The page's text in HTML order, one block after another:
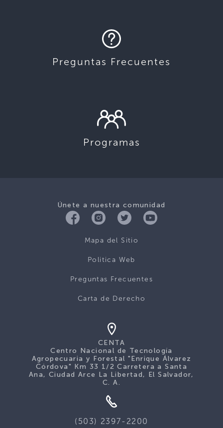
Preguntas Frecuentes
Programas
Únete a nuestra comunidad
Mapa del Sitio
Politica Web
Preguntas Frecuentes
Carta de Derecho
CENTA
Centro Nacional de Tecnología
Agropecuaria y Forestal "Enrique Álvarez
Córdova" Km 33 1/2 Carretera a Santa
Ana, Ciudad Arce La Libertad, El Salvador,
C. A.
(503) 2397-2200